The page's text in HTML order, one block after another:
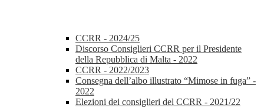
CCRR - 2024/25
Discorso Consiglieri CCRR per il Presidente
della Repubblica di Malta - 2022
CCRR - 2022/2023
Consegna dell’albo illustrato “Mimose in fuga” -
2022
Elezioni dei consiglieri del CCRR - 2021/22